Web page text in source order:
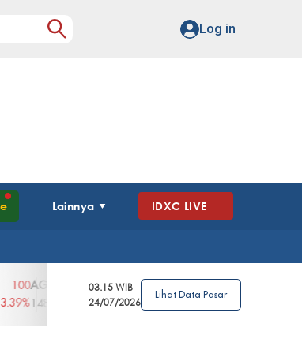
Log in
Lainnya IDXC LIVE
AGRO
148
AGRS
0
0%
AHAP
96
2.04%
03.15 WIB
24/07/2026
Lihat Data Pasar